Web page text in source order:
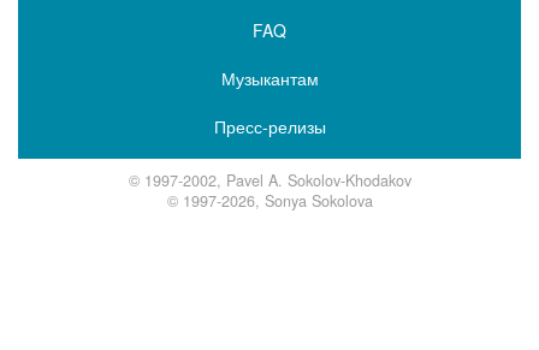
FAQ
Музыкантам
Пресс-релизы
© 1997-2002, Pavel A. Sokolov-Khodakov
© 1997-2026, Sonya Sokolova